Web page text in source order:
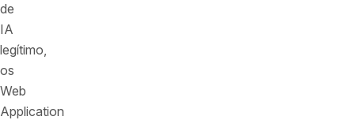
de
IA
legítimo,
os
Web
Application